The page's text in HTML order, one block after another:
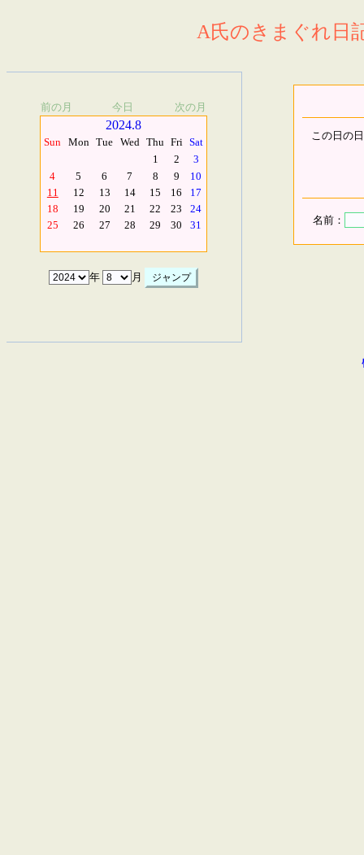
A氏のきまぐれ日
前の月 今日 次の月
2024.8
Sun Mon Tue Wed Thu Fri Sat
1
2
3
4
5 6 7 8 9
10
11
12 13 14 15 16
17
18
19 20 21 22 23
24
25
26 27 28 29 30 31
年 月
この日の
名前：